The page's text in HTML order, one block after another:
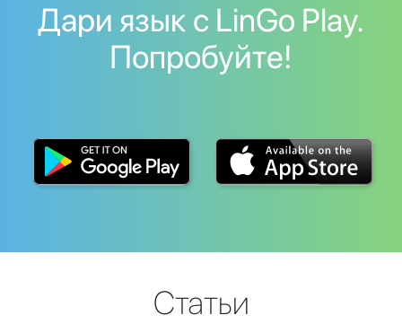
Дари язык с LinGo Play.
Попробуйте!
Статьи